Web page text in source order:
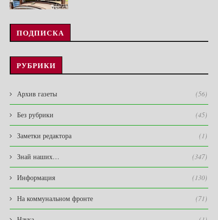
ПОДПИСКА
РУБРИКИ
Архив газеты (56)
Без рубрики (45)
Заметки редактора (1)
Знай наших… (347)
Информация (130)
На коммунальном фронте (71)